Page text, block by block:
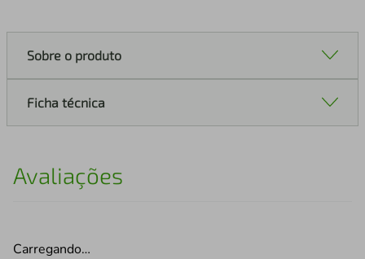
Sobre o produto
Ficha técnica
Avaliações
Carregando…